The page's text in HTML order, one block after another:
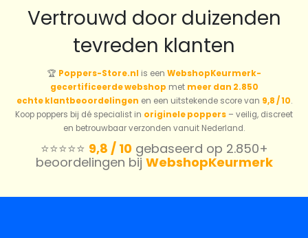
Vertrouwd door duizenden
tevreden klanten
🏆 Poppers-Store.nl is een WebshopKeurmerk-
gecertificeerde webshop met meer dan 2.850
echte klantbeoordelingen en een uitstekende score van 9,8 / 10.
Koop poppers bij dé specialist in originele poppers – veilig, discreet
en betrouwbaar verzonden vanuit Nederland.
⭐️⭐️⭐️⭐️⭐️ 9,8 / 10gebaseerd op 2.850+
beoordelingen bij WebshopKeurmerk